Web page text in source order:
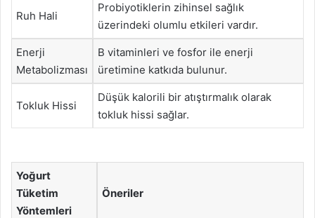
Ruh Hali
Probiyotiklerin zihinsel sağlık
üzerindeki olumlu etkileri vardır.
Enerji
Metabolizması
B vitaminleri ve fosfor ile enerji
üretimine katkıda bulunur.
Tokluk Hissi
Düşük kalorili bir atıştırmalık olarak
tokluk hissi sağlar.
Yoğurt
Tüketim
Yöntemleri
Öneriler